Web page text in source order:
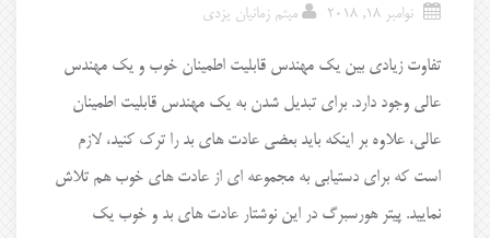
نوامبر 18, 2018 میثم زمانیان یزدی
تفاوت زیادی بین یک مهندس قابلیت اطمینان خوب و یک مهندس
عالی وجود دارد. برای تبدیل شدن به یک مهندس قابلیت اطمینان
عالی، علاوه بر اینکه باید بعضی عادت های بد را ترک کنید، لازم
است که برای دستیابی به مجموعه ای از عادت های خوب هم تلاش
نمایید. پیتر هورسبرگ در این نوشتار عادت های بد و خوب یک